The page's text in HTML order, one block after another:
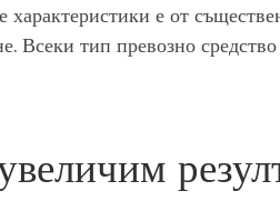
характеристики е от
Всеки тип превозно